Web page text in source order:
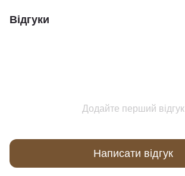
Відгуки
Додайте перший відгук
Написати відгук